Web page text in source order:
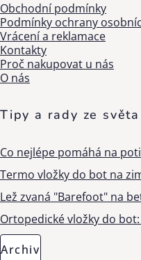
Obchodní podmínky
Podmínky ochrany
Vrácení a reklamace
Kontakty
Proč nakupovat u nás
O nás
Tipy a rady ze
Co nejlépe pomáhá na
Termo vložky do bot na
Lež zvaná "Barefoot" na
Ortopedické vložky do
Archiv